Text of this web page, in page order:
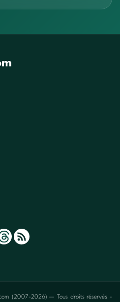
(2007-2026) — Tous droits réservés -